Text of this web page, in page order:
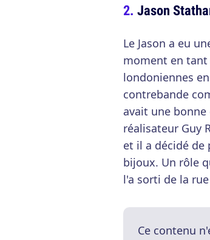
Jason
Le Jason a eu
moment en
londoniennes
contrebande
avait une
réalisateur Guy
et il a décidé de
bijoux. Un rôle
l'a sorti de la
Ce contenu